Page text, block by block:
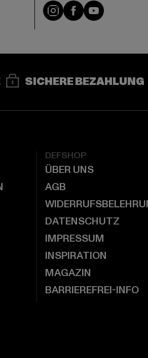
Instagram
FacebookYouTube
SICHERE BEZAHLUNG
DEFSHOP
ÜBER UNS
AGB
DATENSCHUTZ
IMPRESSUM
INSPIRATION
MAGAZIN
BARRIEREFREI-INFO